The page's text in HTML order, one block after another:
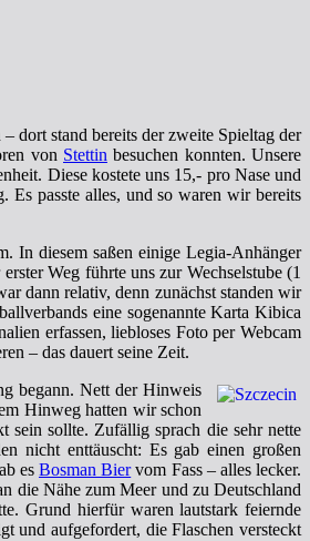
dort stand bereits der zweite Spieltag der
von Stettin besuchen konnten. Unsere
Diese kostete uns 15,- pro Nase und
passte alles, und so waren wir bereits
In diesem saßen einige Legia-Anhänger
Weg führte uns zur Wechselstube (1
dann relativ, denn zunächst standen wir
eine sogenannte Karta Kibica
erfassen, liebloses Foto per Webcam
– das dauert seine Zeit.
begann. Nett der Hinweis
Hinweg hatten wir schon
sein sollte. Zufällig sprach die sehr nette
nicht enttäuscht: Es gab einen großen
esBosman Biervom Fass – alles lecker.
die Nähe zum Meer und zu Deutschland
Grund hierfür waren lautstark feiernde
und aufgefordert, die Flaschen versteckt